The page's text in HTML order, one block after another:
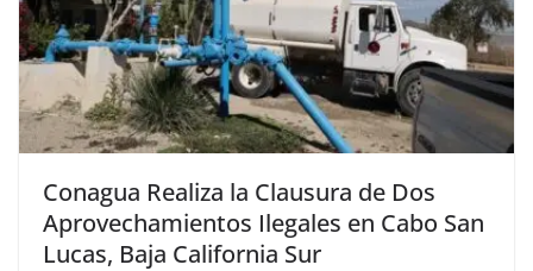
Conagua Realiza la Clausura de Dos
Aprovechamientos Ilegales en Cabo San
Lucas, Baja California Sur